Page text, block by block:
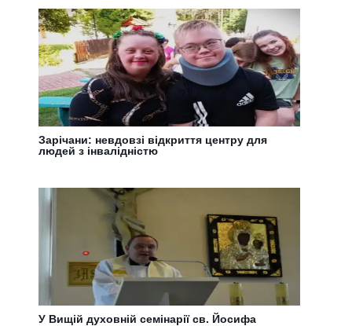
Зарічани: невдовзі відкриття центру для
людей з інвалідністю
У Вищій духовній семінарії св. Йосифа